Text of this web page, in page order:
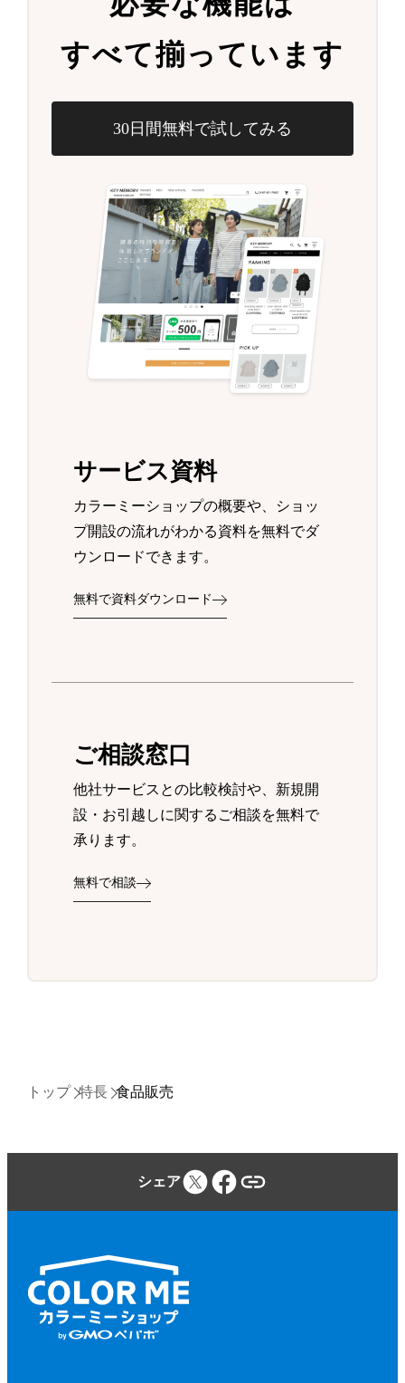
すべて揃っています
30日間無料で試してみる
サービス資料
カラーミーショップの概要や、ショッ
プ開設の流れがわかる資料を無料でダ
ウンロードできます。
無料で資料ダウンロード
ご相談窓口
他社サービスとの比較検討や、新規開
設・お引越しに関するご相談を無料で
承ります。
無料で相談
トップ 特長 食品販売
シェア